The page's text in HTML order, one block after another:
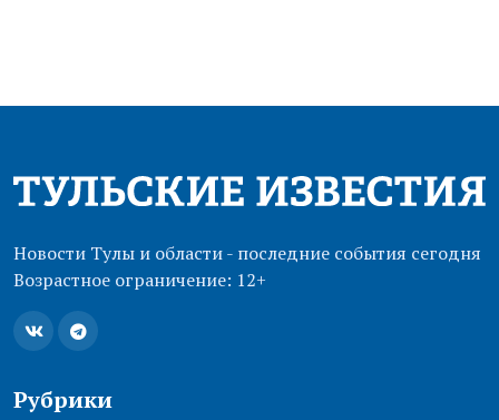
Новости Тулы и области - последние события сегодня
Возрастное ограничение: 12+
Рубрики